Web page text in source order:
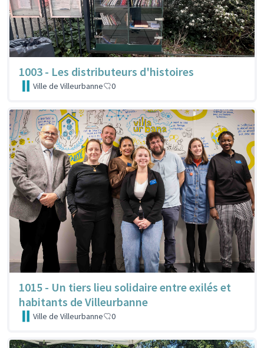
1003 - Les distributeurs d'histoires
Ville de Villeurbanne 0
1015 - Un tiers lieu solidaire entre exilés et
habitants de Villeurbanne
Ville de Villeurbanne 0